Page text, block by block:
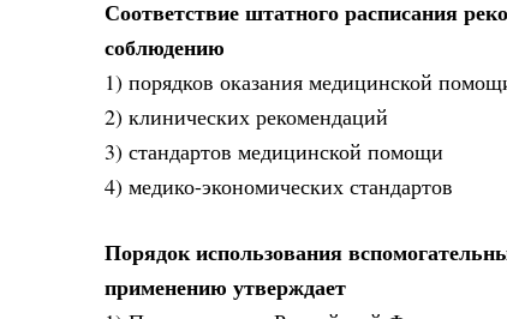
Соответствие штатного расписания
соблюдению
1) порядков оказания медицинской
2) клинических рекомендаций
3) стандартов медицинской помощи
4) медико-экономических стандартов
Порядок использования
применению утверждает